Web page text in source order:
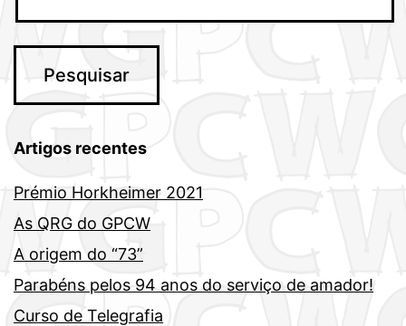
Artigos recentes
Prémio Horkheimer 2021
As QRG do GPCW
A origem do “73”
Parabéns pelos 94 anos do serviço de amador!
Curso de Telegrafia